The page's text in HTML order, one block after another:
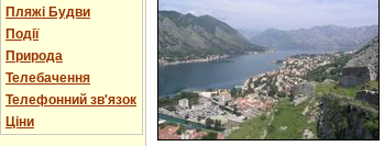
Пляжі Будви
Події
Природа
Телебачення
Телефонний зв'язок
Ціни